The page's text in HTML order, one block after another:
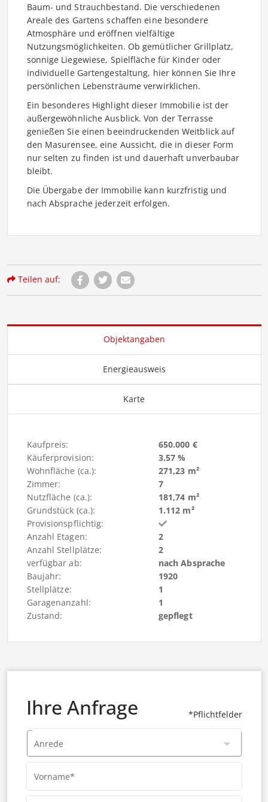
Baum- und Strauchbestand. Die verschiedenen
Areale des Gartens schaffen eine besondere
Atmosphäre und eröffnen vielfältige
Nutzungsmöglichkeiten. Ob gemütlicher Grillplatz,
sonnige Liegewiese, Spielfläche für Kinder oder
individuelle Gartengestaltung, hier können Sie Ihre
persönlichen Lebensträume verwirklichen.
Ein besonderes Highlight dieser Immobilie ist der
außergewöhnliche Ausblick. Von der Terrasse
genießen Sie einen beeindruckenden Weitblick auf
den Masurensee, eine Aussicht, die in dieser Form
nur selten zu finden ist und dauerhaft unverbaubar
bleibt.
Die Übergabe der Immobilie kann kurzfristig und
nach Absprache jederzeit erfolgen.
Teilen auf:
Objektangaben
Energieausweis
Karte
Kaufpreis:
650.000 €
Käuferprovision:
3.57 %
Wohnfläche (ca.):
271,23 m²
Zimmer:
7
Nutzfläche (ca.):
181,74 m²
Grundstück (ca.):
1.112 m²
Provisionspflichtig:
Anzahl Etagen:
2
Anzahl Stellplätze:
2
verfügbar ab:
nach Absprache
Baujahr:
1920
Stellplätze:
1
Garagenanzahl:
1
Zustand:
gepflegt
*Pflichtfelder
Ihre Anfrage
Anrede
Vorname*